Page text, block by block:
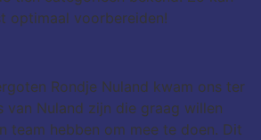
optimaal voorbereiden!
Rondje Nuland kwam ons ter
van Nuland zijn die graag willen
team hebben om mee te doen. Dit